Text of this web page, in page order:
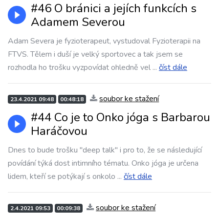
#46 O bránici a jejích funkcích s
Adamem Severou
Adam Severa je fyzioterapeut, vystudoval Fyzioterapii na
FTVS. Tělem i duší je velký sportovec a tak jsem se
rozhodla ho trošku vyzpovídat ohledně vel ... číst dále
23.4.2021 09:48 00:48:18 soubor ke stažení
#44 Co je to Onko jóga s Barbarou
Haráčovou
Dnes to bude trošku "deep talk" i pro to, že se následující
povídání týká dost intimního tématu. Onko jóga je určena
lidem, kteří se potýkají s onkolo ... číst dále
2.4.2021 09:53 00:09:38 soubor ke stažení